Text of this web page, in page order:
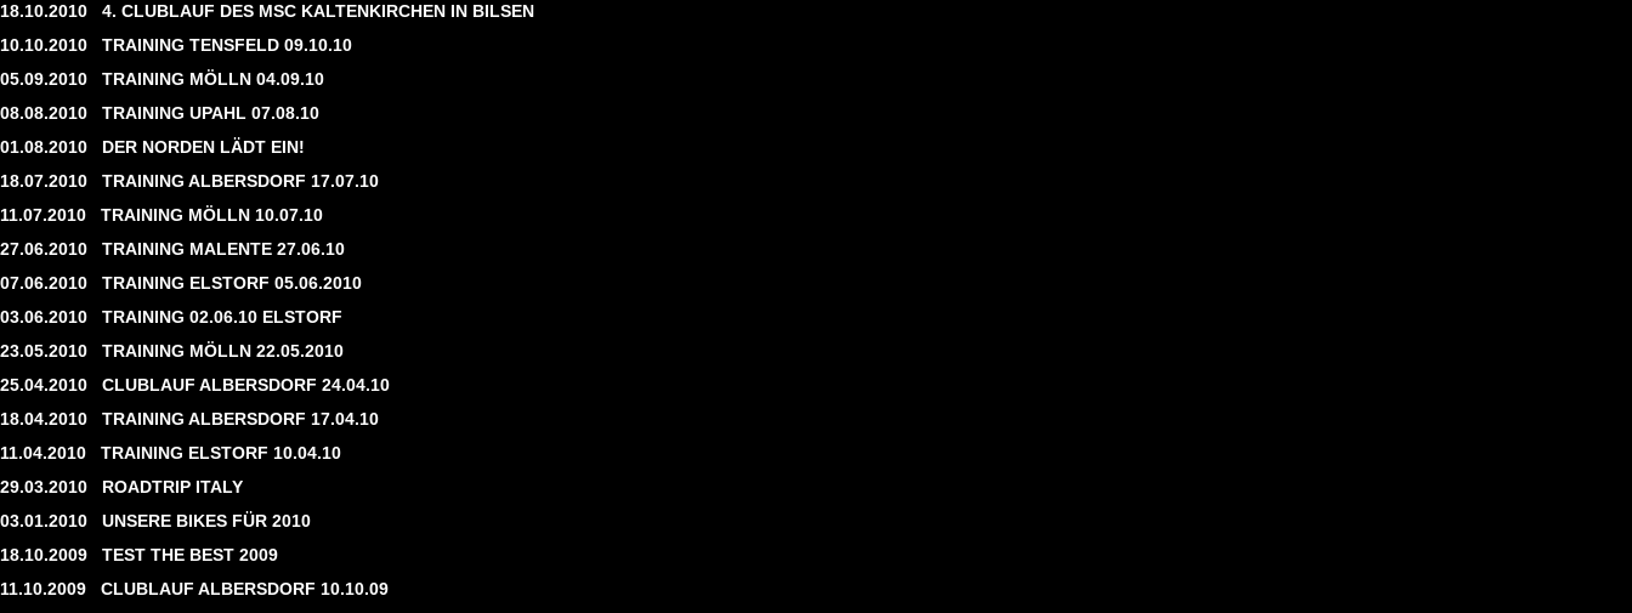
18.10.2010
4. CLUBLAUF DES MSC KALTENKIRCHEN IN BILSEN
10.10.2010
TRAINING TENSFELD 09.10.10
05.09.2010
TRAINING MÖLLN 04.09.10
08.08.2010
TRAINING UPAHL 07.08.10
01.08.2010
DER NORDEN LÄDT EIN!
18.07.2010
TRAINING ALBERSDORF 17.07.10
11.07.2010
TRAINING MÖLLN 10.07.10
27.06.2010
TRAINING MALENTE 27.06.10
07.06.2010
TRAINING ELSTORF 05.06.2010
03.06.2010
TRAINING 02.06.10 ELSTORF
23.05.2010
TRAINING MÖLLN 22.05.2010
25.04.2010
CLUBLAUF ALBERSDORF 24.04.10
18.04.2010
TRAINING ALBERSDORF 17.04.10
11.04.2010
TRAINING ELSTORF 10.04.10
29.03.2010
ROADTRIP ITALY
03.01.2010
UNSERE BIKES FÜR 2010
18.10.2009
TEST THE BEST 2009
11.10.2009
CLUBLAUF ALBERSDORF 10.10.09